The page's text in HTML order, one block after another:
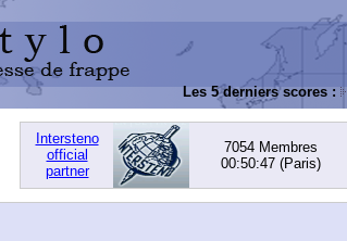
Les 5 derniers scores :
Intersteno
official
partner
7054 Membres
00:50:47(Paris)